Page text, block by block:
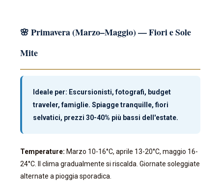
🌸 Primavera (Marzo–Maggio) — Fiori e Sole
Mite
Ideale per: Escursionisti, fotografi, budget
traveler, famiglie. Spiagge tranquille, fiori
selvatici, prezzi 30-40% più bassi dell'estate.
Temperature: Marzo 10-16°C, aprile 13-20°C, maggio 16-
24°C. Il clima gradualmente si riscalda. Giornate soleggiate
alternate a pioggia sporadica.